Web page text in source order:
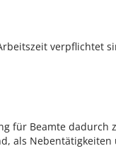
verpflichtet
für Beamte dadurch
als